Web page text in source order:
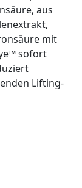
aus
mit
sofort
Lifting-